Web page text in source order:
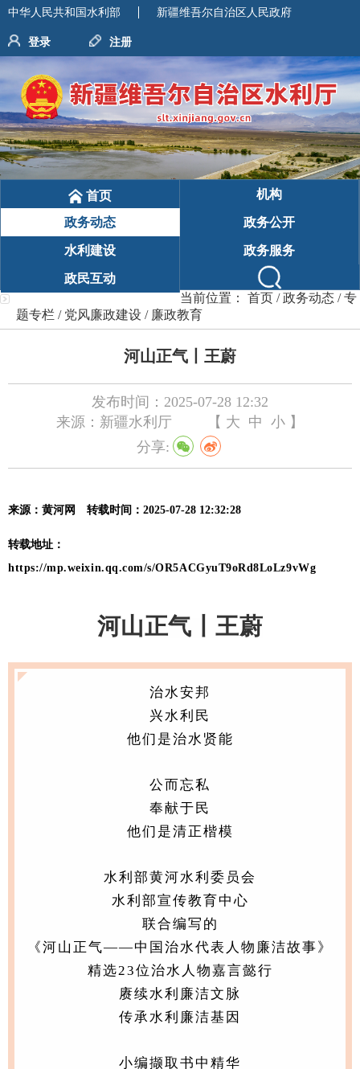
中华人民共和国水利部 新疆维吾尔自治区人民政府
登录 注册
首页 机构
政务动态 政务公开
水利建设 政务服务
政民互动
当前位置： 首页 /政务动态 /专
题专栏 / 党风廉政建设 / 廉政教育
河山正气丨王蔚
发布时间：2025-07-28 12:32
来源：新疆水利厅
【 大 中 小 】
分享:
来源：黄河网 转载时间 ： 2025-07-28 12:32:28
转载地址：
https://mp.weixin.qq.com/s/OR5ACGyuT9oRd8LoLz9vWg
河山正气丨王蔚
治水安邦
兴水利民
他们是治水贤能
公而忘私
奉献于民
他们是清正楷模
水利部黄河水利委员会
水利部宣传教育中心
联合编写的
《河山正气——中国治水代表人物廉洁故事》
精选23位治水人物嘉言懿行
赓续水利廉洁文脉
传承水利廉洁基因
小编撷取书中精华